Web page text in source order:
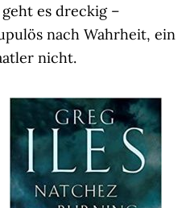
es dreckig –
nach Wahrheit, ein
nicht.